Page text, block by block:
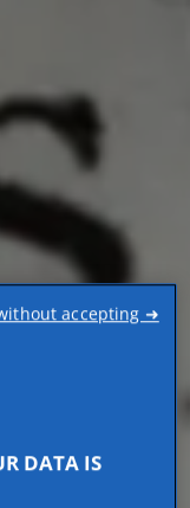
DATA IS
accepting ➜